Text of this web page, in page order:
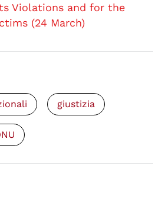
Violations and for the
(24 March)
giustizia